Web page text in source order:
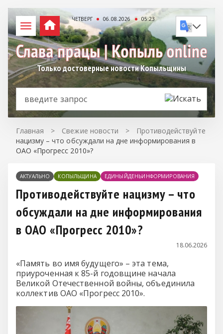
ЧЕТВЕРГ 06.08.2026 05:23
Только достоверные новости Копыльщины
Главная > Свежие новости >
Противодействуйте
нацизму – что обсуждали на дне информирования в
ОАО «Прогресс 2010»?
АКТУАЛЬНО КОПЫЛЬЩИНА ЕДИНЫЙДЕНЬИНФОРМИРОВАНИЯ
Противодействуйте нацизму – что
обсуждали на дне информирования
в ОАО «Прогресс 2010»?
18.06.2026
«Память во имя будущего» – эта тема,
приуроченная к 85-й годовщине начала
Великой Отечественной войны, объединила
коллектив ОАО «Прогресс 2010».